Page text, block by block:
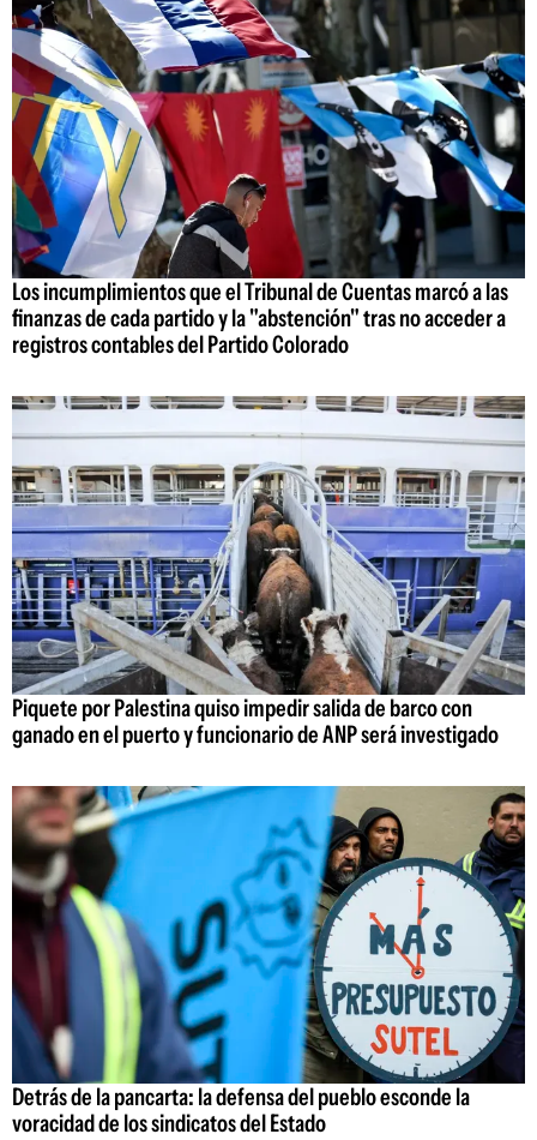
Los incumplimientos que el Tribunal de Cuentas marcó a las
finanzas de cada partido y la "abstención" tras no acceder a
registros contables del Partido Colorado
Piquete por Palestina quiso impedir salida de barco con
ganado en el puerto y funcionario de ANP será investigado
Detrás de la pancarta: la defensa del pueblo esconde la
voracidad de los sindicatos del Estado